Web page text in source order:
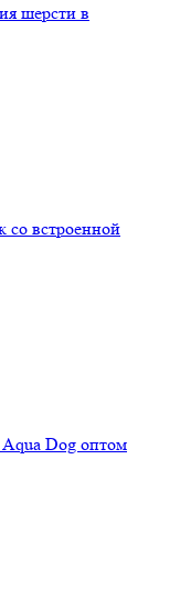
шерсти в
со встроенной
Dog оптом